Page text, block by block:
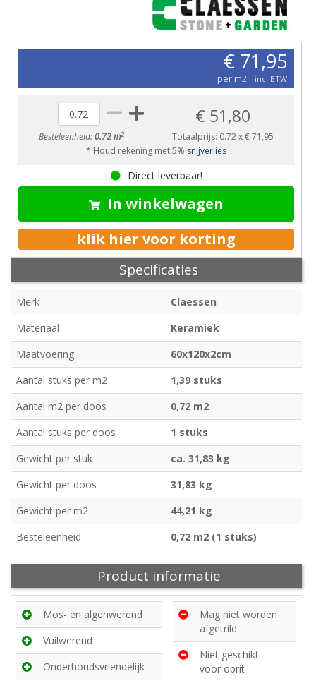
€ 71,95
per m2 incl BTW
Besteleenheid:0.72 m2
€ 51,80
Totaalprijs: 0.72x€ 71,95
* Houd rekening met 5% snijverlies
Direct leverbaar!
In winkelwagen
klik hier voor korting
Specificaties
Merk
Claessen
Materiaal
Keramiek
Maatvoering
60x120x2cm
Aantal stuks per m2
1,39 stuks
Aantal m2 per doos
0,72 m2
Aantal stuks per doos
1 stuks
Gewicht per stuk
ca. 31,83 kg
Gewicht per doos
31,83 kg
Gewicht per m2
44,21 kg
Besteleenheid
0,72 m2 (1 stuks)
Product informatie
Mos- en algenwerend
Vuilwerend
Onderhoudsvriendelijk
Mag niet worden
afgetrild
Niet geschikt
voor oprit